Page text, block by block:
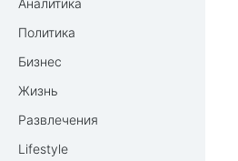
Аналитика
Политика
Бизнес
Жизнь
Развлечения
Lifestyle